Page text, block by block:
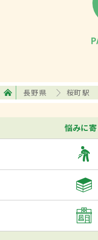
長野県 桜町駅
悩みに